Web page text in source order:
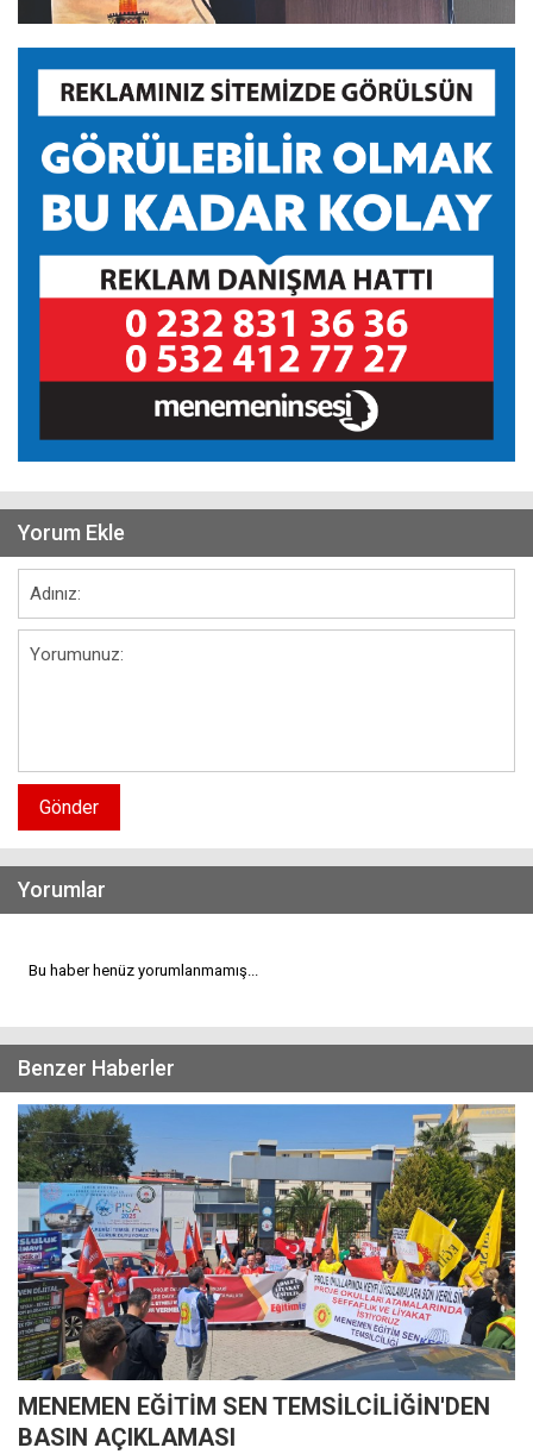
Yorum Ekle
Gönder
Yorumlar
Bu haber henüz yorumlanmamış...
Benzer Haberler
MENEMEN EĞİTİM SEN TEMSİLCİLİĞİN'DEN
BASIN AÇIKLAMASI